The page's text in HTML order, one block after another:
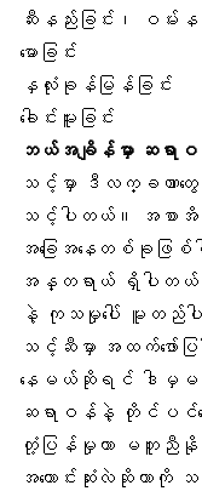
ဆီးနည်းခြင်း၊ ဝမ်း
မောခြင်း
နှလုံးခုန်မြန်ခြင်း
ခေါင်းမူးခြင်း
ဘယ်အချိန်မှာ ဆရာဝ
သင့်မှာ ဒီလက္ခဏာတွ
သင့်ပါတယ်။ အစာအိမ်
အခြေအနေတစ်ခုဖြ
အန္တရာယ် ရှိပါတယ်။ ပ
နဲ့ ကုသမှုပေါ် မူတည်
သင့်ဆီမှာ အထက်ဖော်ပြ
နေမယ်ဆိုရင် ဒါမှ
ဆရာဝန်နဲ့ တိုင်ပင်ဆွ
တုံ့ပြန်မှုဟာ မတူညီနို
အကောင်းဆုံးလဲဆိုတာ